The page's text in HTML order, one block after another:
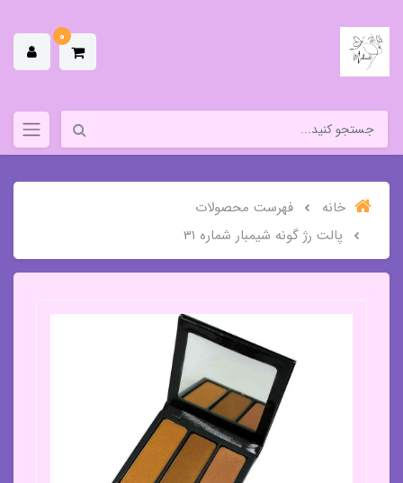
0
خانه
فهرست محصولات
پالت رژ گونه شیمبار شماره 31